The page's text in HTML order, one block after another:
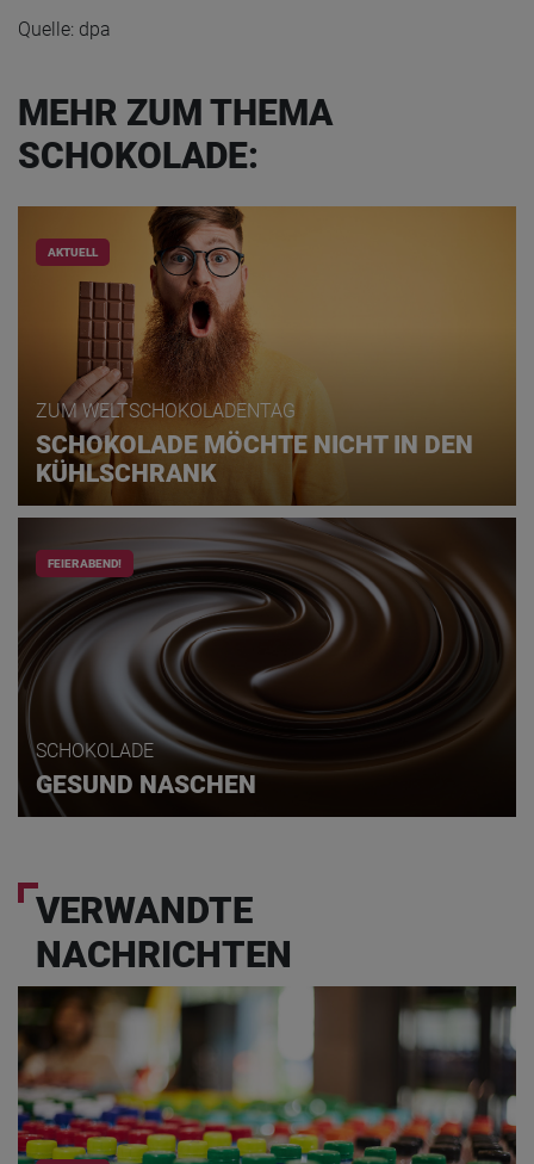
Quelle: dpa
MEHR ZUM THEMA
SCHOKOLADE:
AKTUELL
ZUM WELTSCHOKOLADENTAG
SCHOKOLADE MÖCHTE NICHT IN DEN
KÜHLSCHRANK
FEIERABEND!
SCHOKOLADE
GESUND NASCHEN
VERWANDTE
NACHRICHTEN